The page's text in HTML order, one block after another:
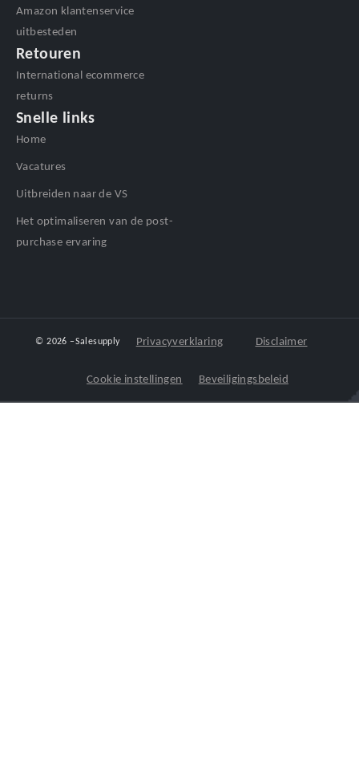
Amazon klantenservice
uitbesteden
Retouren
International ecommerce
returns
Snelle links
Home
Vacatures
Uitbreiden naar de VS
Het optimaliseren van de post-
purchase ervaring
© 2026 –Salesupply Privacyverklaring Disclaimer
Cookie instellingen Beveiligingsbeleid